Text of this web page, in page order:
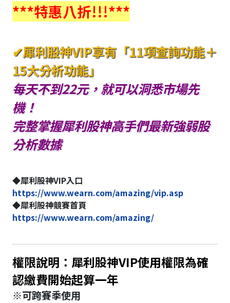
***特惠八折!!!***
✔犀利股神VIP享有「11項查詢功能＋
15大分析功能」
每天不到22元，就可以洞悉市場先
機！
完整掌握犀利股神高手們最新強弱股
分析數據
◆犀利股神VIP入口
https://www.wearn.com/amazing/vip.asp
◆犀利股神競賽首頁
https://www.wearn.com/amazing/
權限說明：犀利股神VIP使用權限為確
認繳費開始起算一年
※可跨賽季使用